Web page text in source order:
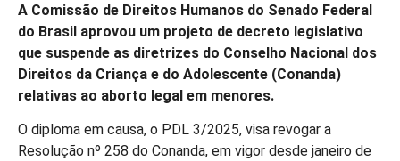
A Comissão de Direitos Humanos do Senado Federal
do Brasil aprovou um projeto de decreto legislativo
que suspende as diretrizes do Conselho Nacional dos
Direitos da Criança e do Adolescente (Conanda)
relativas ao aborto legal em menores.
O diploma em causa, o PDL 3/2025, visa revogar a
Resolução nº 258 do Conanda, em vigor desde janeiro de